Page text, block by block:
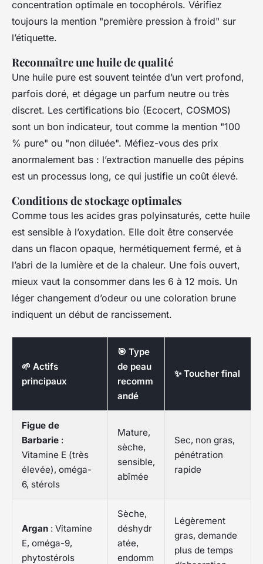
concentration optimale en tocophérols. Vérifiez
toujours la mention "première pression à froid" sur
l’étiquette.
Reconnaître une huile de qualité
Une huile pure est souvent teintée d’un vert profond,
parfois doré, et dégage un parfum neutre ou très
discret. Les certifications bio (Ecocert, COSMOS)
sont un bon indicateur, tout comme la mention "100
% pure" ou "non diluée". Méfiez-vous des prix
anormalement bas : l’extraction manuelle des pépins
est un processus long, ce qui justifie un coût élevé.
Conditions de stockage optimales
Comme tous les acides gras polyinsaturés, cette huile
est sensible à l’oxydation. Elle doit être conservée
dans un flacon opaque, hermétiquement fermé, et à
l’abri de la lumière et de la chaleur. Une fois ouvert,
mieux vaut la consommer dans les 6 à 12 mois. Un
léger changement d’odeur ou une coloration brune
indiquent un début de rancissement.
🌱 Actifs
principaux
🎯 Type
de peau
recomm
andé
✨ Toucher final
Figue de
Barbarie :
Vitamine E (très
élevée), oméga-
6, stérols
Mature,
sèche,
sensible,
abîmée
Sec, non gras,
pénétration
rapide
Argan : Vitamine
E, oméga-9,
phytostérols
Sèche,
déshydr
atée,
endomm
Légèrement
gras, demande
plus de temps